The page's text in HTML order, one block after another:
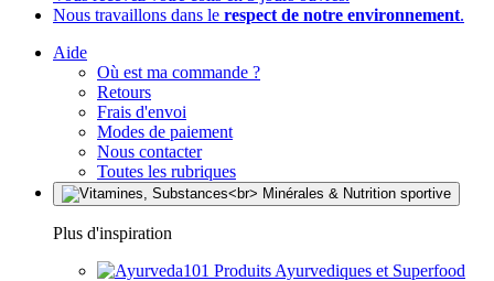
Nous travaillons dans le respect de notre environnement.
Aide
Où est ma commande ?
Retours
Frais d'envoi
Modes de paiement
Nous contacter
Toutes les rubriques
Plus d'inspiration
Produits Ayurvediques et Superfood